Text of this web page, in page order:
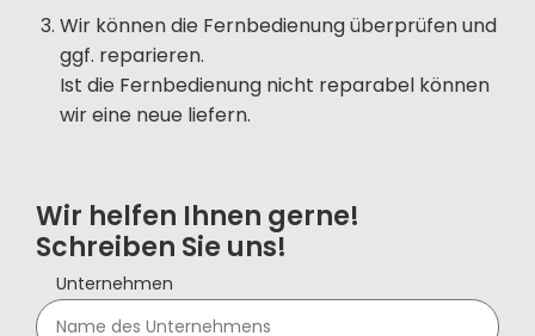
Wir können die Fernbedienung überprüfen und
ggf. reparieren.
Ist die Fernbedienung nicht reparabel können
wir eine neue liefern.
Wir helfen Ihnen gerne!
Schreiben Sie uns!
Unternehmen